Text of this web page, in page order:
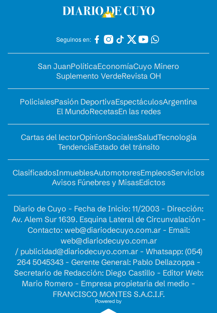
Seguinos en:
San JuanPolíticaEconomíaCuyo Minero
Suplemento VerdeRevista OH
PolicialesPasión DeportivaEspectáculosArgentina
El MundoRecetasEn las redes
Cartas del lectorOpinionSocialesSaludTecnología
TendenciaEstado del tránsito
ClasificadosInmueblesAutomotoresEmpleosServicios
Avisos Fúnebres y MisasEdictos
Diario de Cuyo - Fecha de Inicio: 11/2003 - Dirección:
Av. Alem Sur 1639. Esquina Lateral de Circunvalación -
Contacto: web@diariodecuyo.com.ar- Email:
web@diariodecuyo.com.ar
/ publicidad@diariodecuyo.com.ar- Whatsapp: (054)
264 5045343 - Gerente General: Pablo Dellazoppa -
Secretario de Redacción: Diego Castillo - Editor Web:
Mario Romero - Empresa propietaria del medio -
FRANCISCO MONTES S.A.C.I.F.